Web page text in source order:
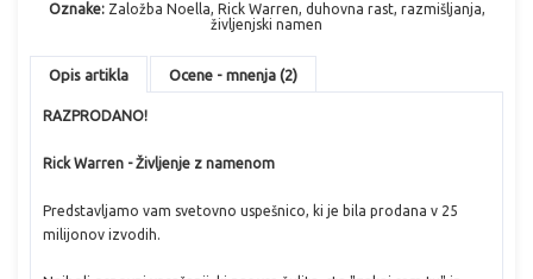
Oznake: Založba Noella, Rick Warren, duhovna rast, razmišljanja,
življenjski namen
Opis artikla Ocene - mnenja (2)
RAZPRODANO!
Rick Warren - Življenje z namenom
Predstavljamo vam svetovno uspešnico, ki je bila prodana v 25
milijonov izvodih.